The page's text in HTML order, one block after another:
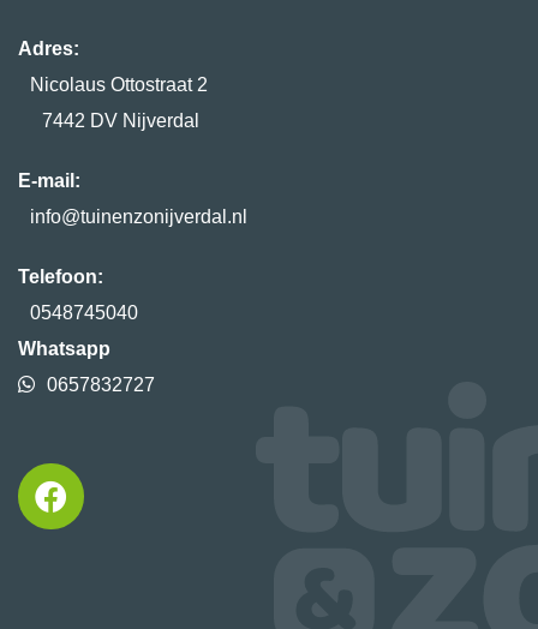
Adres:
Nicolaus Ottostraat 2
7442 DV Nijverdal
E-mail:
info@tuinenzonijverdal.nl
Telefoon:
0548745040
Whatsapp
0657832727